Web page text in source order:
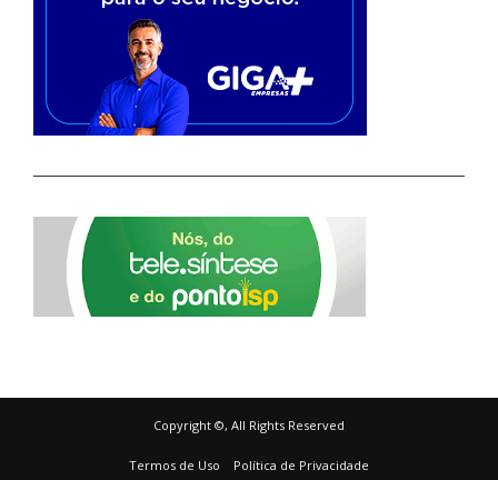
Copyright ©, All Rights Reserved
Termos de Uso Política de Privacidade